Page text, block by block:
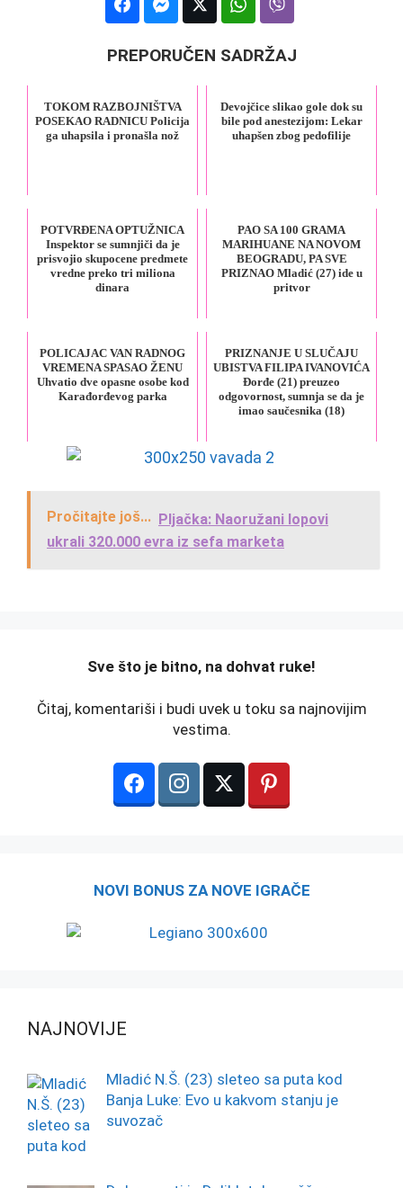
PREPORUČEN SADRŽAJ
TOKOM RAZBOJNIŠTVA
POSEKAO RADNICU Policija
ga uhapsila i pronašla nož
Devojčice slikao gole dok su
bile pod anestezijom: Lekar
uhapšen zbog pedofilije
POTVRĐENA OPTUŽNICA
Inspektor se sumnjiči da je
prisvojio skupocene predmete
vredne preko tri miliona
dinara
PAO SA 100 GRAMA
MARIHUANE NA NOVOM
BEOGRADU, PA SVE
PRIZNAO Mladić (27) ide u
pritvor
POLICAJAC VAN RADNOG
VREMENA SPASAO ŽENU
Uhvatio dve opasne osobe kod
Karađorđevog parka
PRIZNANJE U SLUČAJU
UBISTVA FILIPA IVANOVIĆA
Đorđe (21) preuzeo
odgovornost, sumnja se da je
imao saučesnika (18)
Pročitajte još... Pljačka: Naoružani lopovi
ukrali 320.000 evra iz sefa marketa
️Sve što je bitno, na dohvat ruke!
Čitaj, komentariši i budi uvek u toku sa najnovijim
vestima.
NOVI BONUS ZA NOVE IGRAČE
NAJNOVIJE
Mladić N.Š. (23) sleteo sa puta kod
Banja Luke: Evo u kakvom stanju je
suvozač